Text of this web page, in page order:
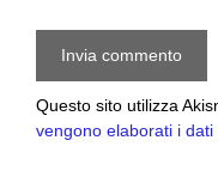
Questo sito utilizza
vengono elaborati i